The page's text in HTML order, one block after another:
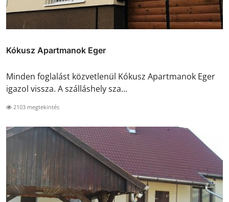
Kókusz Apartmanok Eger
Minden foglalást közvetlenül Kókusz Apartmanok Eger
igazol vissza. A szálláshely sza...
2103 megtekintés